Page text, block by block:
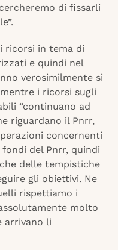
di fissarli
ricorsi in tema di
e quindi nel
verosimilmente si
i ricorsi sugli
“continuano ad
riguardano il Pnrr,
concernenti
del Pnrr, quindi
delle tempistiche
gli obiettivi. Ne
rispettiamo i
molto
arrivano li